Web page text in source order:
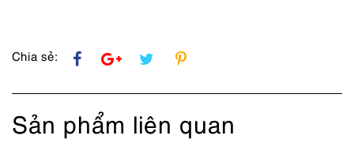
Chia sẻ:
Sản phẩm liên quan